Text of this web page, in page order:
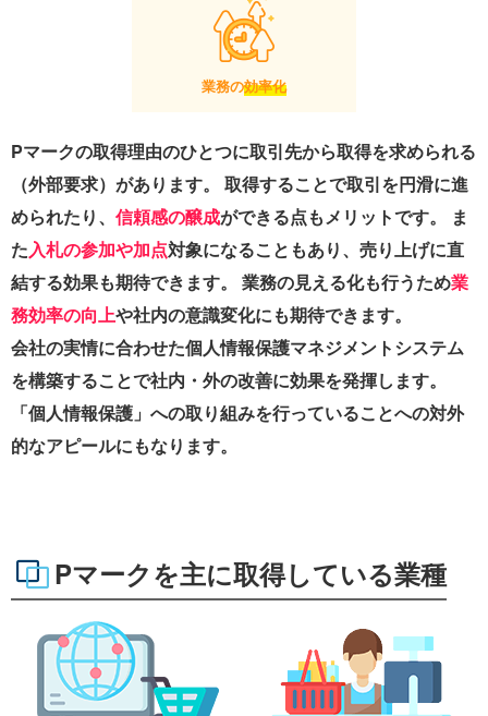
業務の効率化
Pマークの取得理由のひとつに取引先から取得を求められる
（外部要求）があります。 取得することで取引を円滑に進
められたり、 信頼感の醸成ができる点もメリットです。 ま
た入札の参加や加点対象になることもあり、売り上げに直
結する効果も期待できます。 業務の見える化も行うため業
務効率の向上や社内の意識変化にも期待できます。
会社の実情に合わせた個人情報保護マネジメントシステム
を構築することで社内・外の改善に効果を発揮します。
「個人情報保護」への取り組みを行っていることへの対外
的なアピールにもなります。
Pマークを主に取得している業種